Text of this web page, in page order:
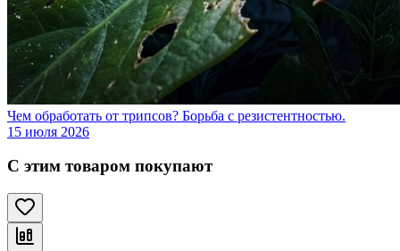
Чем обработать от трипсов? Борьба с резистентностью.
15 июля 2026
С этим товаром покупают